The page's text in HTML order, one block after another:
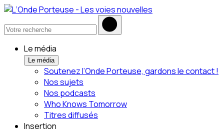
Le média
Le média
Soutenez l’Onde Porteuse, gardons le contact !
Nos sujets
Nos podcasts
Who Knows Tomorrow
Titres diffusés
Insertion